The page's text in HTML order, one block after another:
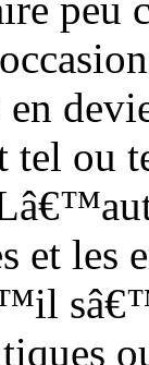
tel ou
et les